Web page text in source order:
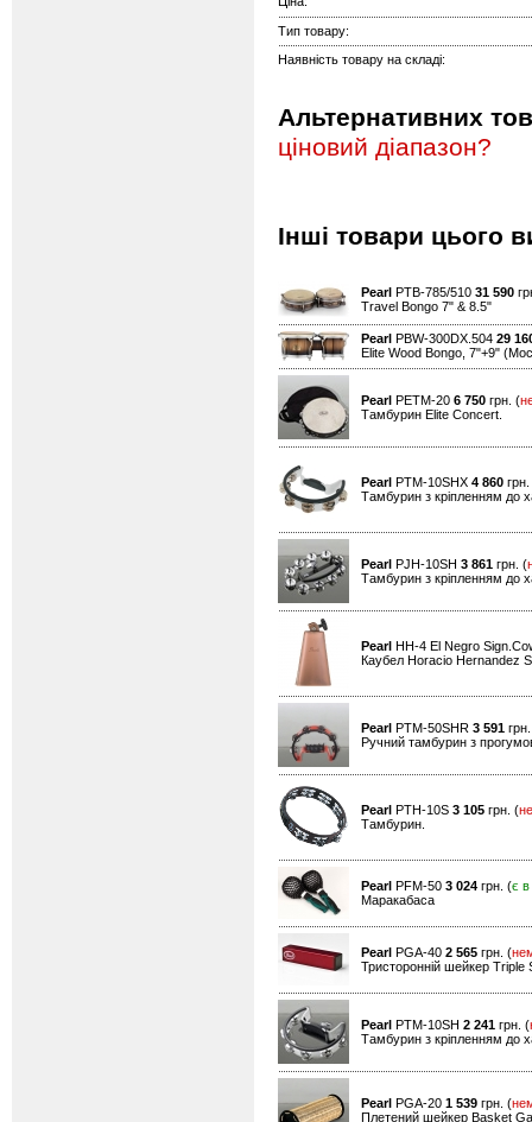
Тип товару:
Наявність товару на складі:
Альтернативних
ціновий діапазон?
Інші товари цього
Pearl PTB-785/510 31 590
Travel Bongo 7" & 8.5"
Pearl PBW-300DX.504 29
Elite Wood Bongo, 7"+9"
Pearl PETM-20 6 750 грн. (
Тамбурин Elite Concert.
Pearl PTM-10SHX 4 860
Тамбурин з кріпленням до
Pearl PJH-10SH 3 861 грн. (
Тамбурин з кріпленням до
Pearl
HH-4 El Negro
Каубел Horacio Hernandez
Pearl PTM-50SHR 3 591
Ручний тамбурин з
Pearl PTH-10S 3 105 грн. (
Тамбурин.
Pearl PFM-50 3 024 грн. (є в
Маракабаса
Pearl PGA-40 2 565 грн. (
Тристоронній шейкер Triple
Pearl PTM-10SH 2 241 грн. (
Тамбурин з кріпленням до
Pearl PGA-20 1 539 грн. (
Плетений шейкер Basket